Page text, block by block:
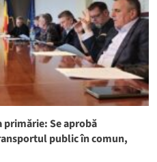
primărie: Se aprobă
public în comun,